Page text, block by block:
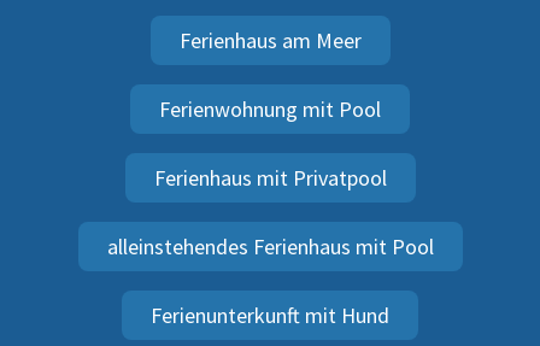
Ferienhaus am Meer
Ferienwohnung mit Pool
Ferienhaus mit Privatpool
alleinstehendes Ferienhaus mit Pool
Ferienunterkunft mit Hund